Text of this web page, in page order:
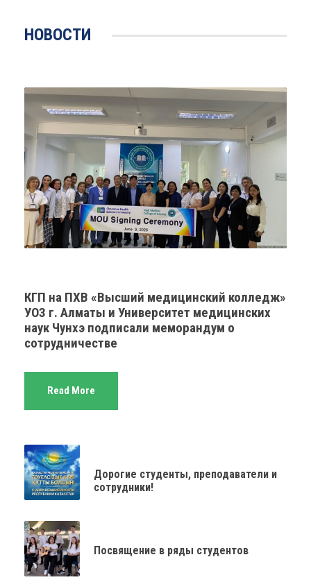
НОВОСТИ
КГП на ПХВ «Высший медицинский колледж»
УОЗ г. Алматы и Университет медицинских
наук Чунхэ подписали меморандум о
сотрудничестве
Read More
Дорогие студенты, преподаватели и
сотрудники!
Посвящение в ряды студентов